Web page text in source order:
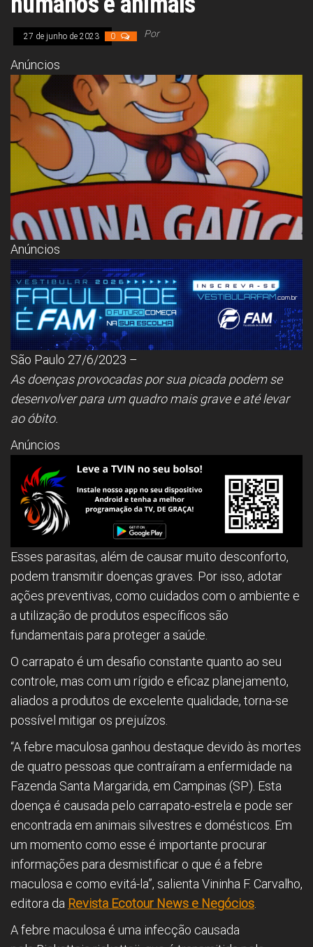
Congresso, Câmara
dos Deputados,
Brasília, Nordeste,
Norte, Centro-
Oeste, Sul, Sudeste,
Gastronomia,
Vinhos, Bebidas,
Cervejas, Comida,
Receitas, Chef, RH,
Emprego,
Empreendedorismo,
Oportunidades,
27 de junho de 2023 0 Por
Anúncios
Anúncios
São Paulo 27/6/2023 –
As doenças provocadas por sua picada podem se
desenvolver para um quadro mais grave e até levar
ao óbito.
Anúncios
Esses parasitas, além de causar muito desconforto,
podem transmitir doenças graves. Por isso, adotar
ações preventivas, como cuidados com o ambiente e
a utilização de produtos específicos são
fundamentais para proteger a saúde.
O carrapato é um desafio constante quanto ao seu
controle, mas com um rígido e eficaz planejamento,
aliados a produtos de excelente qualidade, torna-se
possível mitigar os prejuízos.
“A febre maculosa ganhou destaque devido às mortes
de quatro pessoas que contraíram a enfermidade na
Fazenda Santa Margarida, em Campinas (SP). Esta
doença é causada pelo carrapato-estrela e pode ser
encontrada em animais silvestres e domésticos. Em
um momento como esse é importante procurar
informações para desmistificar o que é a febre
maculosa e como evitá-la”, salienta Vininha F. Carvalho,
editora da Revista Ecotour News e Negócios
A febre maculosa é uma infecção causada